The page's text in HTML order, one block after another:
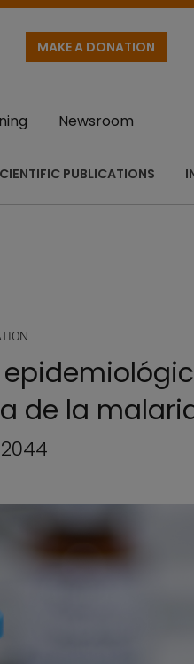
MAKE A DONATION
PUBLICATIONS
Newsroom
la malaria